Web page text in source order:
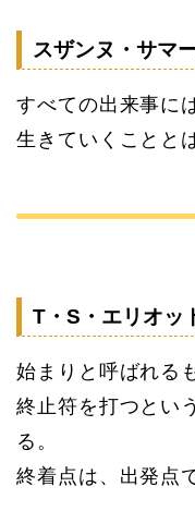
スザンヌ・サマ
すべての出来事に
生きていくことと
T・S・エリオッ
始まりと呼ばれる
終止符を打つとい
る。
終着点は、出発点